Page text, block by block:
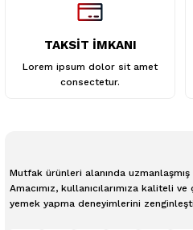
TAKSİT İMKANI
Lorem ipsum dolor sit amet
consectetur.
Mutfak ürünleri alanında
Amacımız, kullanıcılarımıza kaliteli
yemek yapma deneyimlerini